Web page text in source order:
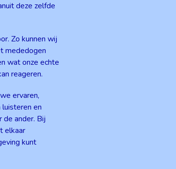
deze zelfde
Zo kunnen wij
mededogen
wat onze echte
reageren.
ervaren,
en
ander. Bij
elkaar
kunt